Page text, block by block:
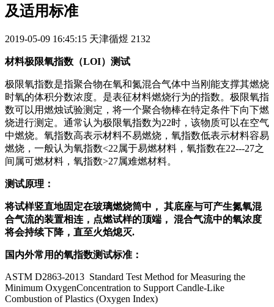
及适用标准
2019-05-09 16:45:15 天津循煜 2132
材料极限氧指数（LOI）测试
极限氧指数是指聚合物在氧和氮混合气体中当刚能支撑其燃烧
时氧的体积分数浓度。是表征材料燃烧行为的指数。极限氧指
数可以用燃烛试验测定，将一个聚合物棒在特定条件下向下燃
烧进行测定。通常认为极限氧指数为22时，该物质可以在空气
中燃烧。氧指数高表示材料不易燃烧，氧指数低表示材料容易
燃烧，一般认为氧指数<22属于易燃材料，氧指数在22---27之
间属可燃材料，氧指数>27属难燃材料。
测试原理：
将试样竖直地固定在玻璃燃烧筒中， 其底座与可产生氮氧混
合气流的装置相连，点燃试样的顶端， 混合气流中的氧浓度
将会持续下降，直至火焰熄灭.
国内外常用的氧指数测试标准：
ASTM D2863-2013 Standard Test Method for Measuring the
Minimum OxygenConcentration to Support Candle-Like
Combustion of Plastics (Oxygen Index)